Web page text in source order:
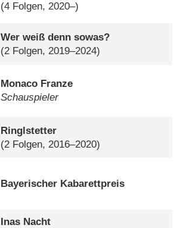
(4 Folgen, 2020–)
Wer weiß denn sowas?
(2 Folgen, 2019–2024)
Monaco Franze
Schauspieler
Ringlstetter
(2 Folgen, 2016–2020)
Bayerischer Kabarettpreis
Inas Nacht